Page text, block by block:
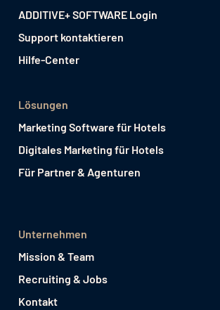
ADDITIVE+ SOFTWARE Login
Support kontaktieren
Hilfe-Center
Lösungen
Marketing Software für Hotels
Digitales Marketing für Hotels
Für Partner & Agenturen
Unternehmen
Mission & Team
Recruiting & Jobs
Kontakt